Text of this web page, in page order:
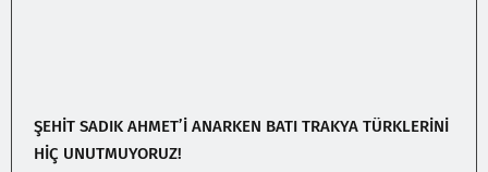
ŞEHİT SADIK AHMET’İ ANARKEN BATI TRAKYA TÜRKLERİNİ
HİÇ UNUTMUYORUZ!